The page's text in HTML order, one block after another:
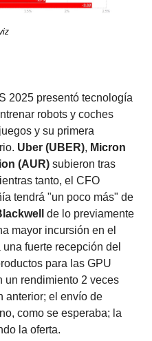
2025 presentó tecnología
robots y coches
y su primera
Uber (UBER), Micron
(AUR) subieron tras
tanto, el CFO
tendrá "un poco más" de
de lo previamente
mayor incursión en el
fuerte recepción del
un rendimiento 2 veces
como se esperaba; la
la oferta.